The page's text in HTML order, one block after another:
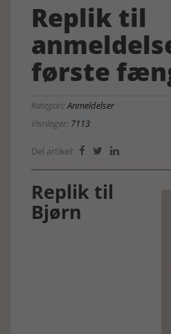
Replik til
første
Kategori:Anmeldelser
Visninger: 7113
Del artikel:   
Replik til
Bjørn